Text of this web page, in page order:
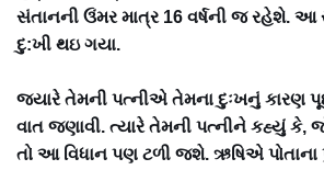
સંતાનની ઉંમર માત્ર 16 વર્ષની જ રહેશે. આ
દુ:ખી થઇ ગયા.
જયારે તેમની પત્નીએ તેમના દુઃખનું કારણ
વાત જણાવી. ત્યારે તેમની પત્નીને કહ્યું કે,
તો આ વિધાન પણ ટળી જશે. ઋષિએ પોતાના